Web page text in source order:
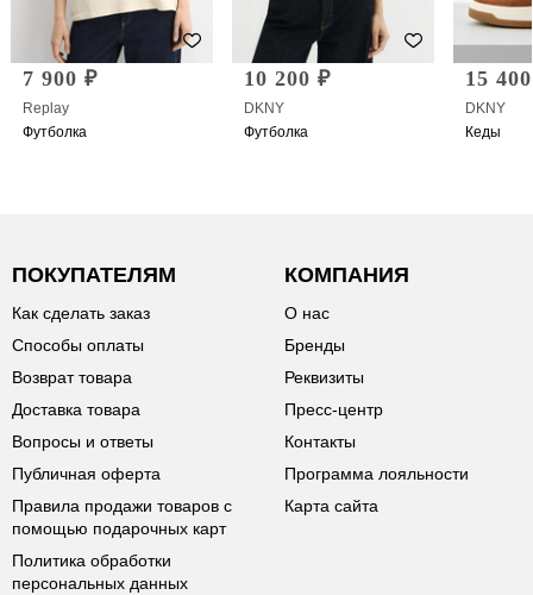
7 900 ₽
Replay
Футболка
10 200 ₽
DKNY
Футболка
15
DKNY
Кеды
ПОКУПАТЕЛЯМ
Как сделать заказ
Способы оплаты
Возврат товара
Доставка товара
Вопросы и ответы
Публичная оферта
Правила продажи товаров с
помощью подарочных карт
Политика обработки
персональных данных
КОМПАНИЯ
О нас
Бренды
Реквизиты
Пресс-центр
Контакты
Программа лояльности
Карта сайта